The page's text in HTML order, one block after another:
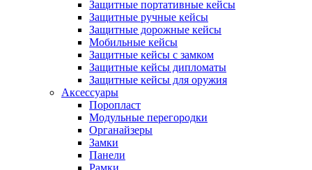
Защитные портативные кейсы
Защитные ручные кейсы
Защитные дорожные кейсы
Мобильные кейсы
Защитные кейсы с замком
Защитные кейсы дипломаты
Защитные кейсы для оружия
Аксессуары
Поропласт
Модульные перегородки
Органайзеры
Замки
Панели
Рамки